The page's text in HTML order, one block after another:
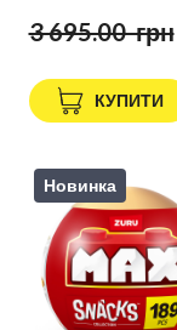
3 695.00  грн
КУПИТИ
Новинка